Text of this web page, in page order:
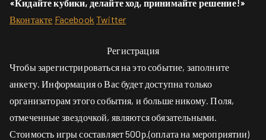
«Кидайте кубики, делайте ход, принимайте решение!»
Вконтакте Facebook Twitter
Регистрация
Чтобы зарегистрироваться на это событие, заполните
анкету. Информация о Вас будет доступна только
организаторам этого события, и больше никому. Поля,
отмеченные звездочкой, являются обязательными.
Стоимость игры составляет 500р.(оплата на мероприятии)